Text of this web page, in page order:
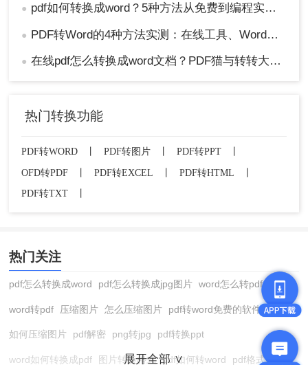
● pdf如何转换成word？5种方法从免费到编程实测对比！
● PDF转Word的4种方法实测：在线工具、Word、Adobe与开源软件对比！！
● 在线pdf怎么转换成word文档？PDF猫与转转大师2种在线工具使用指南与功能对比！
热门转换功能
PDF转WORD 丨 PDF转图片 丨 PDF转PPT
丨
OFD转PDF
丨 PDF转EXCEL 丨 PDF转HTML
丨
PDF转TXT
热门关注
pdf怎么转换成word pdf怎么转换成jpg图片 word怎么转pdf
word转pdf 压缩图片 怎么压缩图片 pdf转word免费的软件
如何压缩图片 pdf解密 png转jpg pdf转换ppt
word如何转换成pdf 图片转换格式 pdf如何转word pdf格式转换
展开全部 ∨